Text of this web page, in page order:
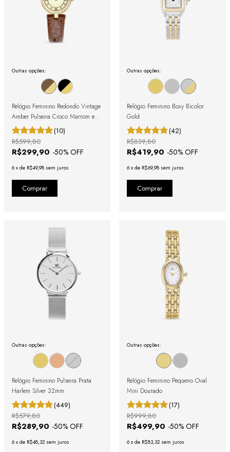
Outras opções:
Relógio Feminino Redondo Vintage
Amber Pulseira Croco Marrom e
Caixa Dourada com Números
Romanos
(10)
R$299,90 -50% OFF
R$599,80
6 x de R$49,98 sem juros
Outras opções:
Relógio Feminino Boxy Bicolor
Gold
(42)
R$419,90 -50% OFF
R$839,80
6 x de R$69,98 sem juros
Outras opções:
Relógio Feminino Pulseira Prata
Harlem Silver 32mm
(449)
R$289,90 -50% OFF
R$579,80
6 x de R$48,32 sem juros
Outras opções:
Relógio Feminino Pequeno Oval
Mini Dourado
(17)
R$499,90 -50% OFF
R$999,80
6 x de R$83,32 sem juros